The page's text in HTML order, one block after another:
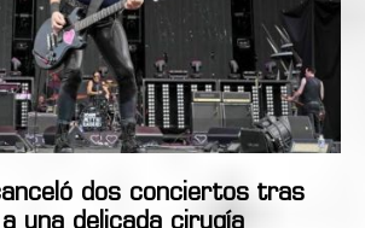
dos conciertos tras
una delicada cirugía